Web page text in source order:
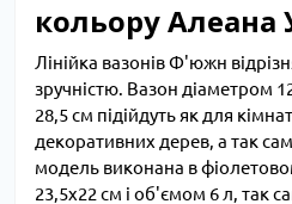
кольору Алеана
Лінійка вазонів Ф'южн
зручністю. Вазон діаметром
28,5 см підійдуть як для
декоративних дерев, а так
модель виконана в
23,5х22 см і об'ємом 6 л, так